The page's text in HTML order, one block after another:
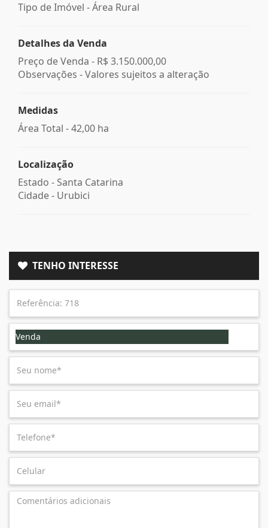
Tipo de Imóvel - Área Rural
Detalhes da Venda
Preço de Venda - R$ 3.150.000,00
Observações - Valores sujeitos a alteração
Medidas
Área Total - 42,00 ha
Localização
Estado - Santa Catarina
Cidade - Urubici
TENHO INTERESSE
Venda